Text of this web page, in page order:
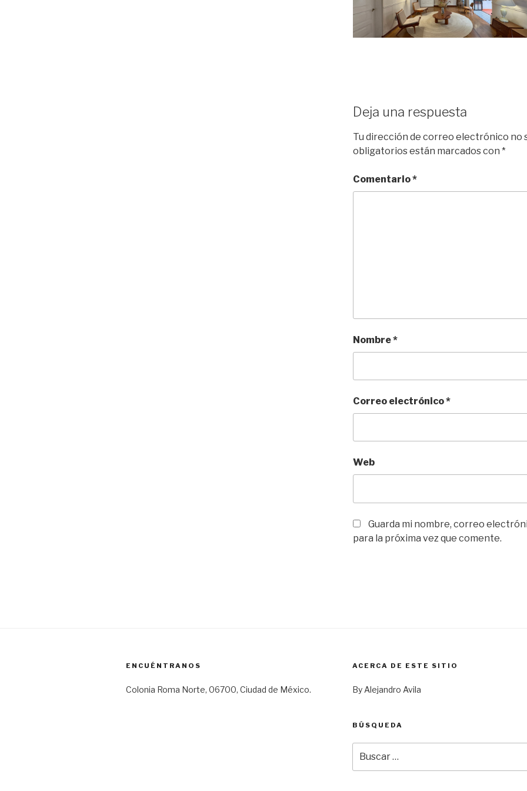
Deja una respuesta
Tu dirección de correo electrónico no
obligatorios están marcados con *
Comentario*
Nombre*
Correo electrónico*
Web
Guarda mi nombre, correo
para la próxima vez que comente.
ENCUÉNTRANOS
Colonia Roma Norte, 06700, Ciudad de México.
ACERCA DE ESTE SITIO
By Alejandro Avila
BÚSQUEDA
por: